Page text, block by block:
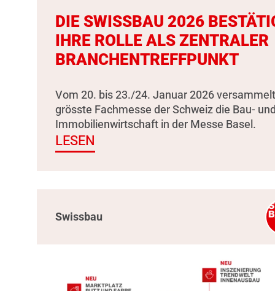
DIE SWISSBAU 2026
IHRE ROLLE ALS ZENTRALER
BRANCHENTREFFPUNKT
Vom 20. bis 23./24. Januar 2026
grösste Fachmesse der Schweiz die Bau-
Immobilienwirtschaft in der Messe Basel.
LESEN
Swissbau